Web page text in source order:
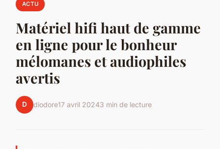
ACTU
Matériel hifi haut de gamme
en ligne pour le bonheur
mélomanes et audiophiles
avertis
D diodore17 avril 20243 min de lecture